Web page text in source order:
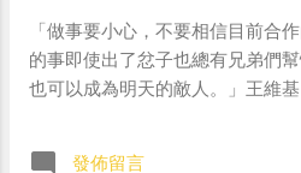
「做事要小心，不要相信目前合
的事即使出了忿子也總有兄弟們
也可以成為明天的敵人。」王維基
發佈留言